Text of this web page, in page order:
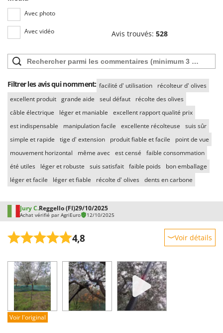
Avec photo
Avec vidéo Avis trouvés: 528
Filtrer les avis qui nomment: facilité d' utilisation
récolteur d' olives
excellent produit grande aide seul défaut
récolte des olives
câble électrique
léger et maniable
excellent rapport qualité prix
est indispensable
manipulation facile excellente récolteuse
suis sûr
simple et rapide
tige d' extension produit fiable et facile
point de vue
mouvement horizontal
même avec est censé
faible consommation
été utiles
léger et robuste suis satisfait faible poids
bon emballage
léger et facile
léger et fiable récolte d' olives dents en carbone
Jury C.Reggello (FI)29/10/2025
Achat vérifié par AgriEuro 12/10/2025
4,8 Voir détails
Prestations
Facilité d'utilisation
Qualité / Prix
Facilité de montage
Voir l'original